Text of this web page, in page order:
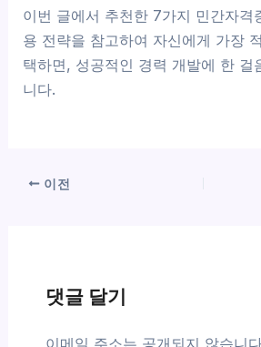
이번 글에서 추천한 7가지 민간자격
용 전략을 참고하여 자신에게 가장
택하면, 성공적인 경력 개발에 한 걸
니다.
이전
댓글 달기
이메일 주소는 공개되지 않습니